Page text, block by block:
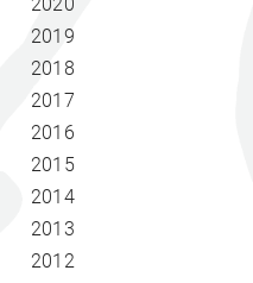
2019
2018
2017
2016
2015
2014
2013
2012